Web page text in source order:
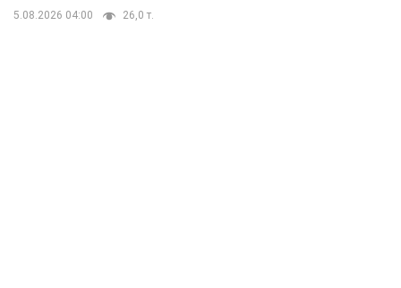
5.08.2026 04:00 26,0 т.